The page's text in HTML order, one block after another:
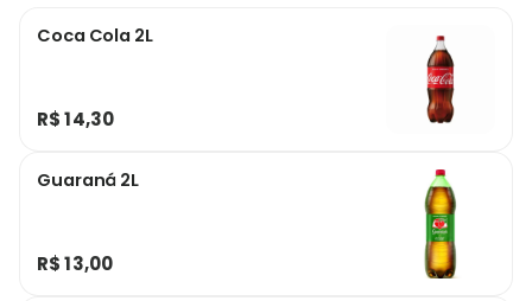
Coca Cola 2L
R$ 14,30
Guaraná 2L
R$ 13,00